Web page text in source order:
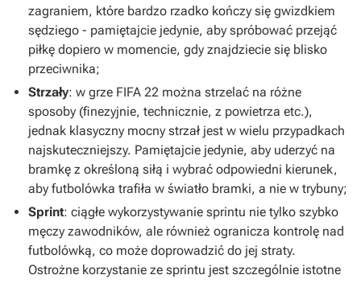
zagraniem, które bardzo rzadko kończy się gwizdkiem
sędziego - pamiętajcie jedynie, aby spróbować przejąć
piłkę dopiero w momencie, gdy znajdziecie się blisko
przeciwnika;
Strzały: w grze FIFA 22 można strzelać na różne
sposoby (finezyjnie, technicznie, z powietrza etc.),
jednak klasyczny mocny strzał jest w wielu przypadkach
najskuteczniejszy. Pamiętajcie jedynie, aby uderzyć na
bramkę z określoną siłą i wybrać odpowiedni kierunek,
aby futbolówka trafiła w światło bramki, a nie w trybuny;
Sprint: ciągłe wykorzystywanie sprintu nie tylko szybko
męczy zawodników, ale również ogranicza kontrolę nad
futbolówką, co może doprowadzić do jej straty.
Ostrożne korzystanie ze sprintu jest szczególnie istotne